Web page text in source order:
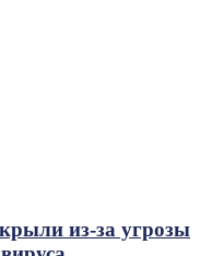
из-за угрозы